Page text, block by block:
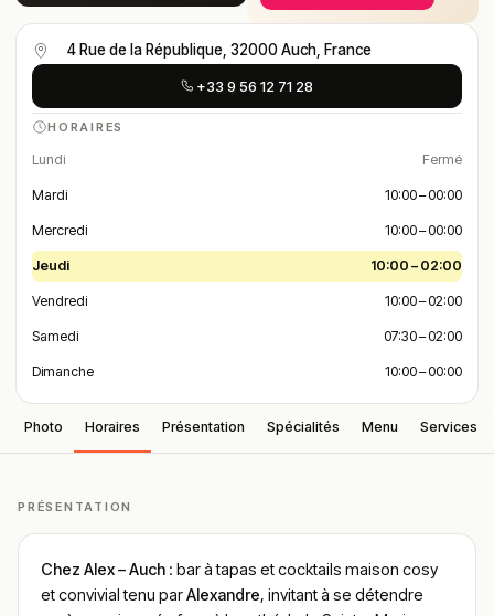
4 Rue de la République, 32000 Auch, France
+33 9 56 12 71 28
HORAIRES
Lundi Fermé
Mardi 10:00 – 00:00
Mercredi 10:00 – 00:00
Jeudi 10:00 – 02:00
Vendredi 10:00 – 02:00
Samedi 07:30 – 02:00
Dimanche 10:00 – 00:00
Photo Horaires Présentation Spécialités Menu Services
PRÉSENTATION
Chez Alex – Auch : bar à tapas et cocktails maison cosy
et convivial tenu parAlexandre, invitant à se détendre